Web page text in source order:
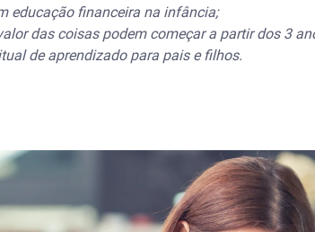
educação financeira na infância;
das coisas podem começar a partir dos 3
de aprendizado para pais e filhos.